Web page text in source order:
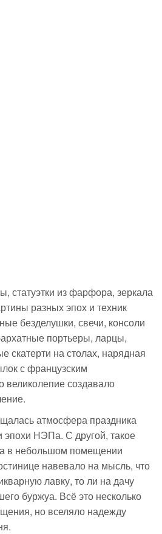
статуэтки из фарфора, зеркала
разных эпох и техник
безделушки, свечи, консоли
портьеры, ларцы,
скатерти на столах, нарядная
с французским
создавало
атмосфера праздника
эпохи НЭПа. С другой, такое
в небольшом помещении
навевало на мысль, что
лавку, то ли на дачу
буржуа. Всё это несколько
но вселяло надежду